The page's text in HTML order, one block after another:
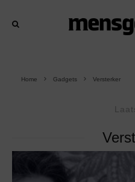
Home Gadgets Versterker